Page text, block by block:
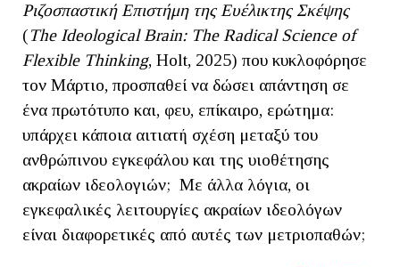
Ριζοσπαστική Επιστήμη της Ευέλικτης Σκέψης
(The Ideological Brain: The Radical Science of
Flexible Thinking, Holt, 2025) που κυκλοφόρησε
τον Μάρτιο, προσπαθεί να δώσει απάντηση σε
ένα πρωτότυπο και, φευ, επίκαιρο, ερώτημα:
υπάρχει κάποια αιτιατή σχέση μεταξύ του
ανθρώπινου εγκεφάλου και της υιοθέτησης
ακραίων ιδεολογιών; Με άλλα λόγια, οι
εγκεφαλικές λειτουργίες ακραίων ιδεολόγων
είναι διαφορετικές από αυτές των μετριοπαθών;